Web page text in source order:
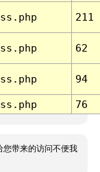
211
62
94
76
您带来的访问不便我